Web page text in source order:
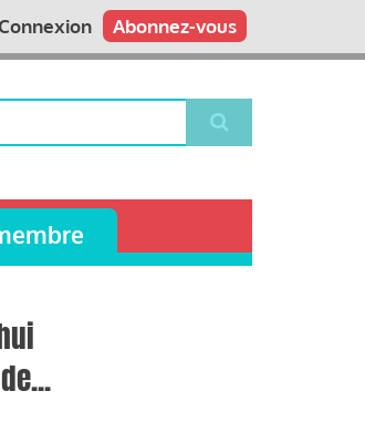
Abonnez-vous
Connexion